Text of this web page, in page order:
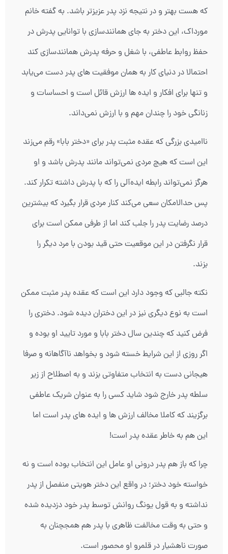
که هست بهتر و در نتیجه نزد پدر عزیزتر باشد. به گفته خانم
مورداک، این دختر به جای همانندسازی با توانایی پدرش در
حفظ روابط عاطفی، با شغل و حرفه پدرش همانندسازی کند
احتمالا در دنیای کار به همان موفقیت های پدر دست می‌یابد
و تنها برای افکار و ایده ها ارزش قائل است و احساسات و
زنانگی خود را چندان مهم و با ارزش نمی‌داند.
ناامیدی بزرگی که عقده مثبت پدر برای «دختر بابا» رقم می‌زند
این است که هیچ مردی نمی‌تواند مانند پدرش باشد و او
هرگز نمی‌تواند رابطه ایده‌آلی را که با پدرش داشته تکرار کند.
پس حدالامکان سعی می‌کند کنار مردی قرار بگیرد که بیشترین
درصد رضایت پدر را جلب کند اما از طرفی ممکن است برای
قرار نگرفتن در این موقعیت حتی قید بودن با مرد دیگر را
بزند.
نکته جالبی که وجود دارد این است که عقده پدر مثبت ممکن
است به نوع دیگری نیز در این دختران دیده شود. دختری را
فرض کنید که چندین سال دختر بابا و مورد تایید او بوده و
اگر روزی از این شرایط خسته شود و بخواهد ناآگاهانه و صرفا
هیجانی دست به انتخاب متفاوتی بزند و به اصطلاح از زیر
سلطه پدر خارج شود شاید کسی را به عنوان شریک عاطفی
برگزیند که کاملا مخالف ارزش ها و ایده های پدر است اما
این هم به خاطر عقده پدر است!
چرا که باز هم پدر درونی او عامل این انتخاب بوده است و نه
خواسته خود دختر؛ در واقع این دختر هویتی منفصل از پدر
نداشته و به قول یونگ روانش توسط پدر خود دزدیده شده
و حتی به وقت مخالفت ظاهری با پدر هم همجچنان به
صورت ناهشیار در قلمرو او محصور است.